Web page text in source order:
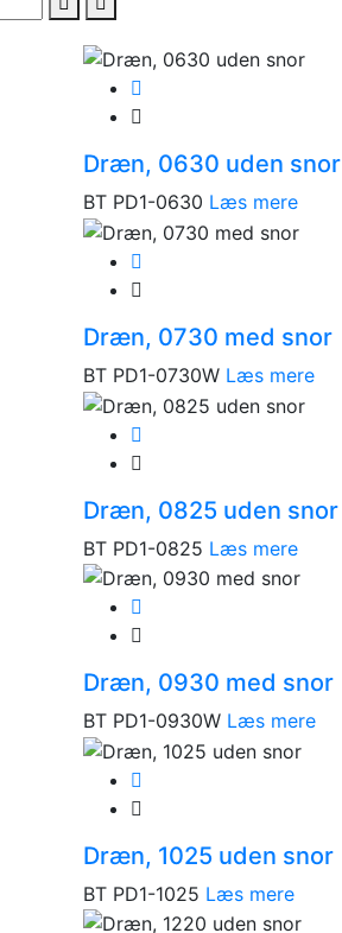
Dræn, 0630 uden snor
BT PD1-0630 Læs mere
Dræn, 0730 med snor
BT PD1-0730W Læs mere
Dræn, 0825 uden snor
BT PD1-0825 Læs mere
Dræn, 0930 med snor
BT PD1-0930W Læs mere
Dræn, 1025 uden snor
BT PD1-1025 Læs mere